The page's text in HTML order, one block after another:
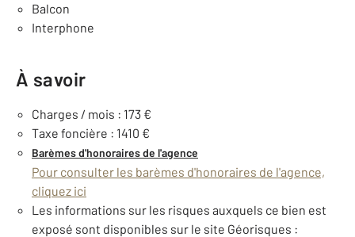
Balcon
Interphone
À savoir
Charges / mois : 173 €
Taxe foncière : 1410 €
Barèmes d'honoraires de l'agence
Pour consulter les barèmes d'honoraires de l'agence,
cliquez ici
Les informations sur les risques auxquels ce bien est
exposé sont disponibles sur le site Géorisques :